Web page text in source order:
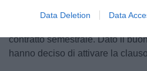
Data Deletion Data
Il portiere è arrivato a gennaio,
contratto semestrale. Dato il
hanno deciso di attivare la